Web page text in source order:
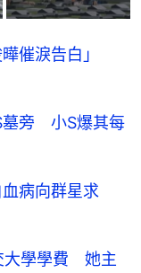
催淚告白」
墓旁 小S爆其每
病向群星求
大學學費 她主